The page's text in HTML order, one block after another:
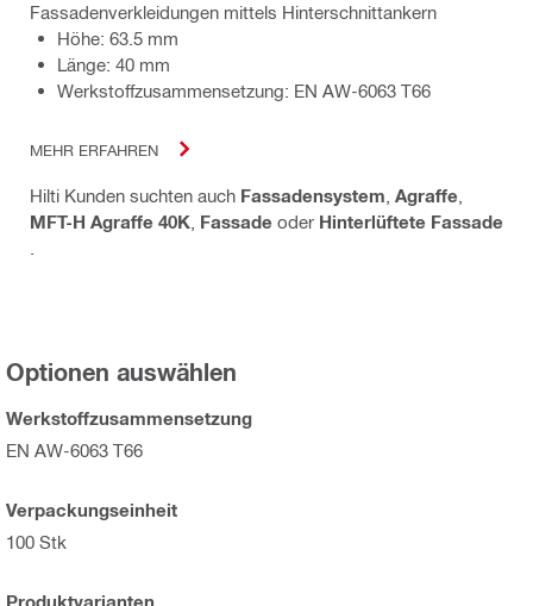
Fassadenverkleidungen mittels Hinterschnittankern
Höhe: 63.5 mm
Länge: 40 mm
Werkstoffzusammensetzung: EN AW-6063 T66
MEHR ERFAHREN
Hilti Kunden suchten auch Fassadensystem Agraffe
MFT-H Agraffe 40K Fassade oder Hinterlüftete Fassade
Optionen auswählen
Werkstoffzusammensetzung
EN AW-6063 T66
Verpackungseinheit
100 Stk
Produktvarianten